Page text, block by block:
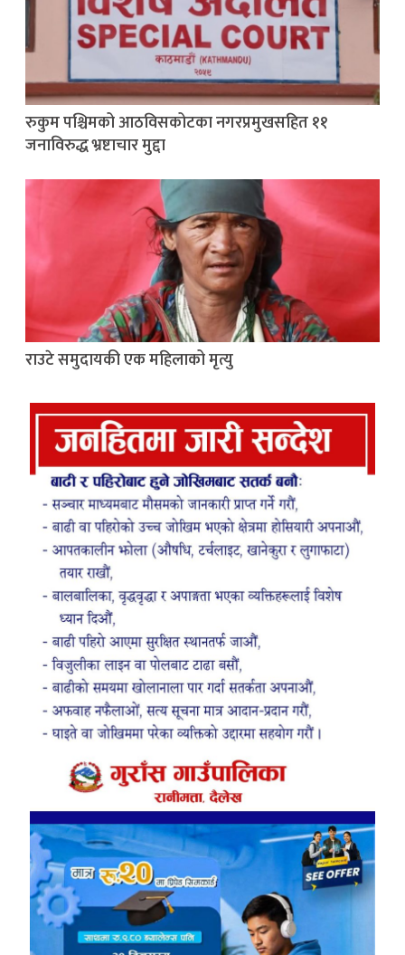
रुकुम पश्चिमको आठविसकोटका नगरप्रमुखसहित ११
जनाविरुद्ध भ्रष्टाचार मुद्दा
राउटे समुदायकी एक महिलाको मृत्यु